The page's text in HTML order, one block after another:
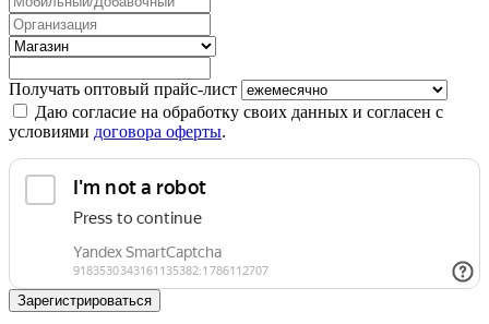
Получать оптовый прайс-лист
Даю согласие на обработку своих данных и согласен с
условиями договора оферты.